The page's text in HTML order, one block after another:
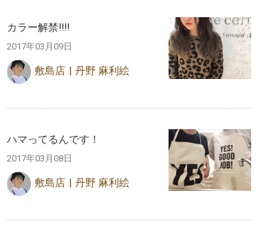
カラー解禁‼︎‼︎
2017年03月09日
敷島店 丹野 麻利絵
ハマってるんです！
2017年03月08日
敷島店 丹野 麻利絵